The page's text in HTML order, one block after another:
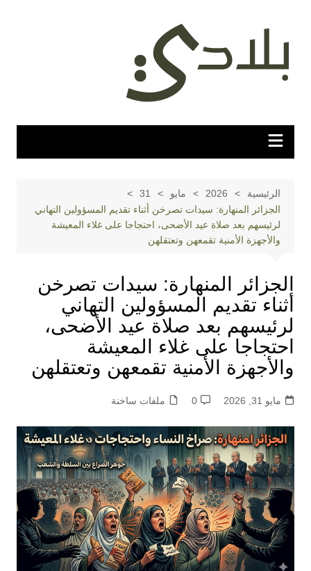
المحتوى
الرئيسية 2026 مايو
31
الجزائر المنهارة: سيدات تصرخن أثناء تقديم المسؤولين التهاني
لرئيسهم بعد صلاة عيد الأضحى، احتجاجا على غلاء المعيشة
والأجهزة الأمنية تقمعهن وتعتقلهن
الجزائر المنهارة: سيدات تصرخن
أثناء تقديم المسؤولين التهاني
لرئيسهم بعد صلاة عيد الأضحى،
احتجاجا على غلاء المعيشة
والأجهزة الأمنية تقمعهن وتعتقلهن
مايو 31, 2026 0 ملفات ساخنة